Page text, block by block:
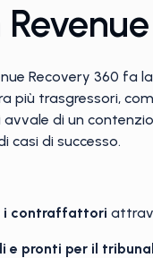
Recovery 360
più trasgressori,
avvale di un
casi di successo.
i contraffattori
e pronti per il